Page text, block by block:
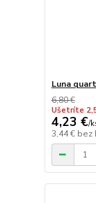
Luna
6,80 €
Ušetríte
4,23 €/
3,44 € bez